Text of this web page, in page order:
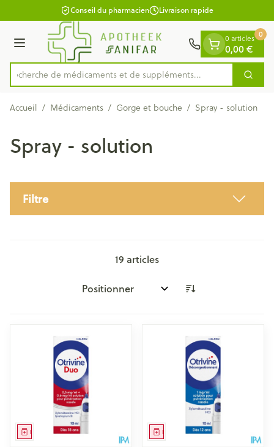
Aller au contenu
1 de 1Conseil du pharmacien Livraison rapide
Menu
Rechercher
Recherche de médicaments et de suppléments..
0 articles
0,00 €
0
Accueil / Médicaments / Gorge et bouche / Spray - solution
Spray - solution
Filtre
19 articles
Trier par:
Médicament Médicament